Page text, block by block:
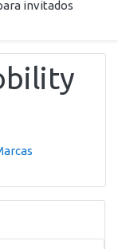
invitados